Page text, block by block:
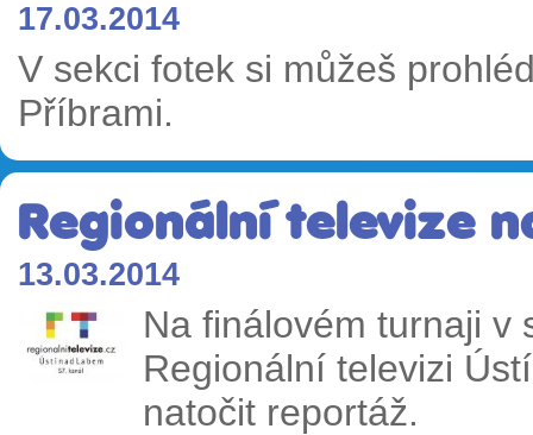
17.03.2014
V sekci fotek si můžeš
Příbrami.
Regionální televize
13.03.2014
Na finálovém turnaji v
Regionální televizi
natočit reportáž.